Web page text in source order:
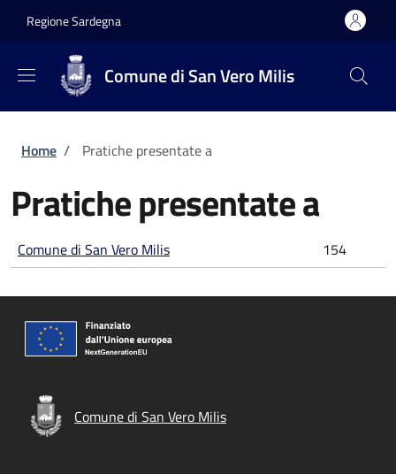
Regione Sardegna
Comune di San Vero Milis
Briciole di pane
Home / Pratiche presentate a
Pratiche presentate a
Comune di San Vero Milis 154
Comune di San Vero Milis